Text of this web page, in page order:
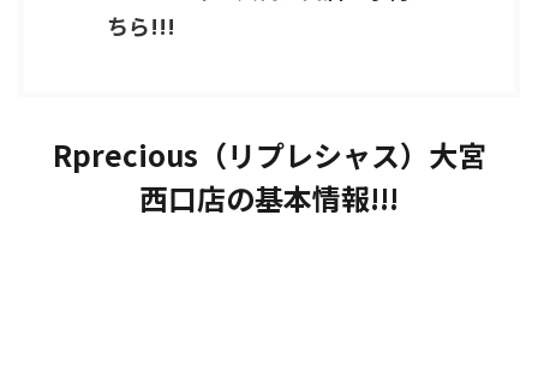
ちら!!!
Rprecious（リプレシャス）大宮
西口店の基本情報!!!